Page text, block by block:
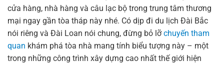
cửa hàng, nhà hàng và câu lạc bộ trong trung tâm thương
mại ngay gần tòa tháp này nhé. Có dịp đi du lịch Đài Bắc
nói riêng và Đài Loan nói chung, đừng bỏ lỡchuyến tham
quan khám phá tòa nhà mang tính biểu tượng này – một
trong những công trình xây dựng cao nhất thế giới hiện